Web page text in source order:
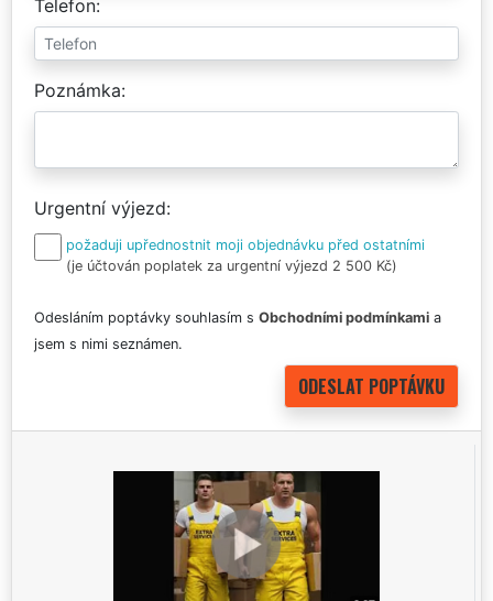
Telefon
Poznámka
Urgentní výjezd
požaduji upřednostnit moji objednávku před ostatními
(je účtován poplatek za urgentní výjezd 2 500 Kč)
Odesláním poptávky souhlasím s Obchodními podmínkami a
jsem s nimi seznámen.